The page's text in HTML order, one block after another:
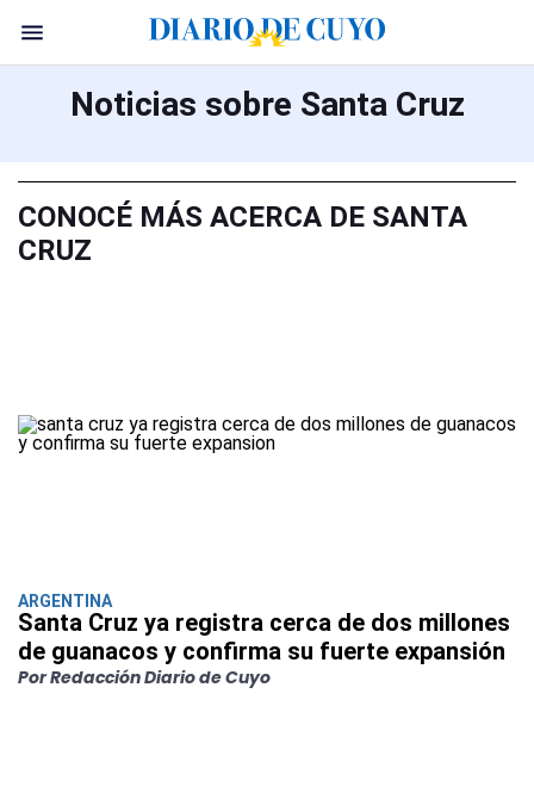
Noticias sobre Santa Cruz
CONOCÉ MÁS ACERCA DE SANTA
CRUZ
ARGENTINA
Santa Cruz ya registra cerca de dos millones
de guanacos y confirma su fuerte expansión
Por Redacción Diario de Cuyo